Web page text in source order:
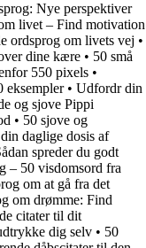
Nye perspektiver
livet – Find motivation
ordsprog om livets vej •
dine kære • 50 små
550 pixels •
eksempler• Udfordr din
og sjove Pippi
• 50 sjove og
daglige dosis af
spreder du godt
– 50 visdomsord fra
om at gå fra det
om drømme: Find
citater til dit
dig selv • 50